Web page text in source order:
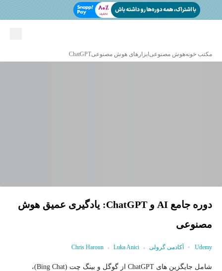
مکتب خونههوش مصنوعی ابزارهای هوش مصنوعیChatGPT
دوره جامع AI و ChatGPT: یادگیری عمیق هوش
مصنوعی
Udemy آکادمی گرولی Chris Haroun Luka Anici
شامل جایگزین های ChatGPT از گوگل و بینگ چت (Bing Chat)،